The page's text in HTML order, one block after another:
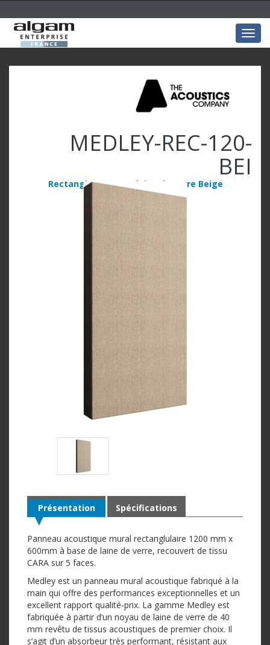
MEDLEY-REC-120-
BEI
Rectangle 120x60x4 laine de verre Beige
Présentation
Panneau acoustique mural rectanglulaire 1200 mm x
600mm à base de laine de verre, recouvert de tissu
CARA sur 5 faces.
Medley est un panneau mural acoustique fabriqué à la
main qui offre des performances exceptionnelles et un
excellent rapport qualité-prix. La gamme Medley est
fabriquée à partir d’un noyau de laine de verre de 40
mm revêtu de tissus acoustiques de premier choix. Il
s’agit d’un absorbeur très performant, résistant aux
Spécifications